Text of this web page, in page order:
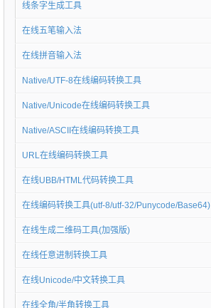
线条字生成工具
在线五笔输入法
在线拼音输入法
Native/UTF-8在线编码转换工具
Native/Unicode在线编码转换工具
Native/ASCII在线编码转换工具
URL在线编码转换工具
在线UBB/HTML代码转换工具
在线编码转换工具(utf-8/utf-32/Punycode/Base64)
在线生成二维码工具(加强版)
在线任意进制转换工具
在线Unicode/中文转换工具
在线全角/半角转换工具